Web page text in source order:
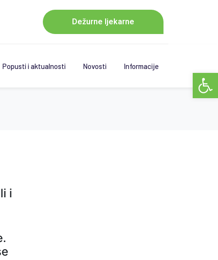
Dežurne ljekarne
Popusti i aktualnosti Novosti Informacije
i